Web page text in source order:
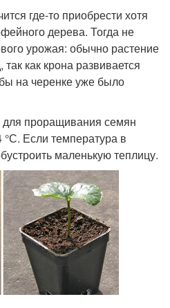
где-то приобрести хотя
дерева. Тогда не
урожая: обычно растение
как крона развивается
на черенке уже было
проращивания семян
°С. Если температура в
маленькую теплицу.